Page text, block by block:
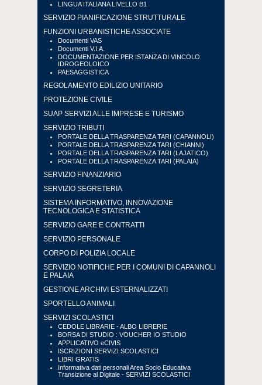
LINGUA ITALIANA LIVELLO B1
SERVIZIO PIANIFICAZIONE STRUTTURALE
FUNZIONI URBANISTICHE ASSOCIATE
Documenti VAS
Documenti V.I.A.
DOCUMENTAZIONE PER ISTANZA DI VINCOLO
IDROGEOLOICO
PAESAGGISTICA
REGOLAMENTO EDILIZIO UNITARIO
PROTEZIONE CIVILE
SUAP SERVIZI ALLE IMPRESE E TURISMO
SERVIZIO TRIBUTI
PORTALE DELLA TRASPARENZA TARI (CAPANNOLI)
PORTALE DELLA TRASPARENZA TARI (CHIANNI)
PORTALE DELLA TRASPARENZA TARI (LAJATICO)
PORTALE DELLA TRASPARENZA TARI (PALAIA)
SERVIZIO FINANZIARIO
SERVIZIO SEGRETERIA
SISTEMA INFORMATIVO, INNOVAZIONE
TECNOLOGICA E STATISTICA
SERVIZIO GARE E CONTRATTI
SERVIZIO PERSONALE
CORPO DI POLIZIA LOCALE
SERVIZIO NOTIFICHE PER I COMUNI DI CAPANNOLI
E PALAIA
GESTIONE ARCHIVI ESTERNALIZZATI
SPORTELLO ANIMALI
SERVIZI SCOLASTICI
CEDOLE LIBRARIE - ALBO LIBRERIE
BORSA DI STUDIO : VOUCHER IO STUDIO
APPLICATIVO eCIVIS
ISCRIZIONI SERVIZI SCOLASTICI
LIBRI GRATIS
Informativa dati personali Area Socio Educativa
Transizione al Digitale - SERVIZI SCOLASTICI